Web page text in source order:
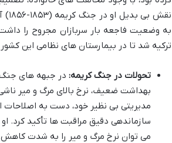
ترکیه شد تا در بیمارستان های نظامی این کشور
تحولات در جنگ کریمه: در جبهه های جنگ
بهداشت ضعیف، نرخ بالای مرگ و میر
مدیریتی بی نظیر خود، دست به اصلاحات
سازماندهی دقیق مراقبت ها تأکید کرد.
می توان نرخ مرگ و میر را به شدت کاهش